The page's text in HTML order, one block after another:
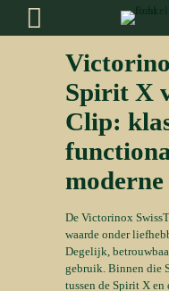
Spirit X
Clip:
De Victorinox
waarde onder
Degelijk,
gebruik. Binnen die
tussen de Spirit X